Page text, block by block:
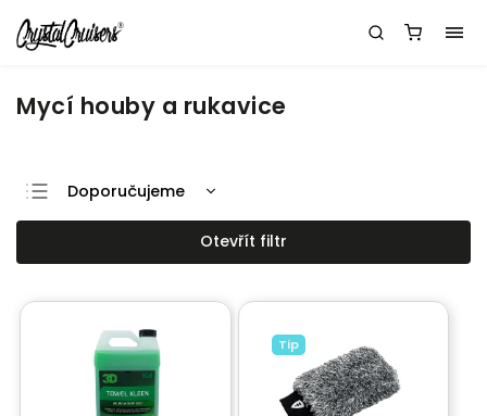
Mycí houby a rukavice
Doporučujeme
Nejlevnější
Nejdražší
Abecedně
Otevřít filtr
Tip